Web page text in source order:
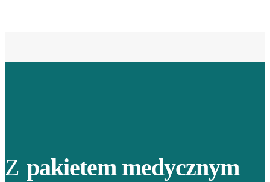
Z pakietem medycznym